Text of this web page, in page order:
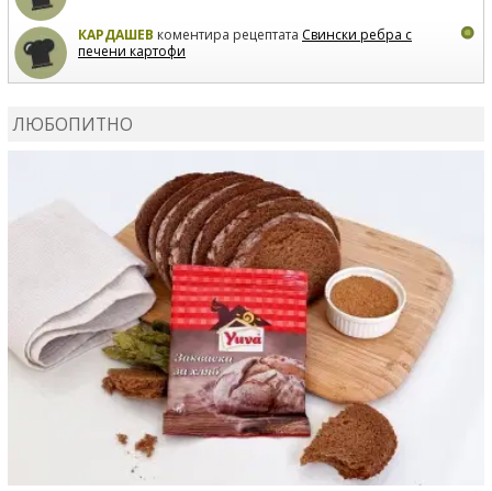
КАРДАШЕВ коментира рецептата Свински ребра с
печени картофи
ЛЮБОПИТНО